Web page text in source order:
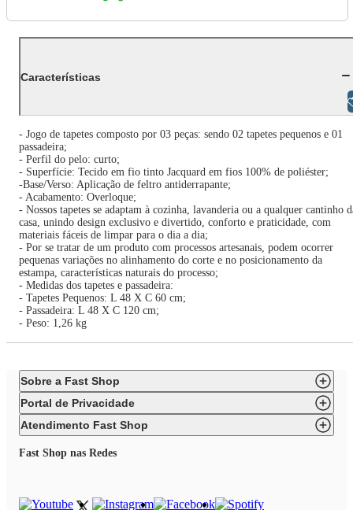
Características
- Jogo de tapetes composto por 03 peças: sendo 02 tapetes pequenos e 01
passadeira;
- Perfil do pelo: curto;
- Superfície: Tecido em fio tinto Jacquard em fios 100% de poliéster;
-Base/Verso: Aplicação de feltro antiderrapante;
- Acabamento: Overloque;
- Nossos tapetes se adaptam à cozinha, lavanderia ou a qualquer cantinho
casa, unindo design exclusivo e divertido, conforto e praticidade, com
materiais fáceis de limpar para o dia a dia;
- Por se tratar de um produto com processos artesanais, podem ocorrer
pequenas variações no alinhamento do corte e no posicionamento da
estampa, características naturais do processo;
- Medidas dos tapetes e passadeira:
- Tapetes Pequenos: L 48 X C 60 cm;
- Passadeira: L 48 X C 120 cm;
- Peso: 1,26 kg
Sobre a Fast Shop
Portal de Privacidade
Atendimento Fast Shop
Fast Shop nas Redes